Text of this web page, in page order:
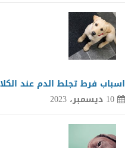
اسباب فرط تجلط الدم عند
10 ديسمبر، 2023